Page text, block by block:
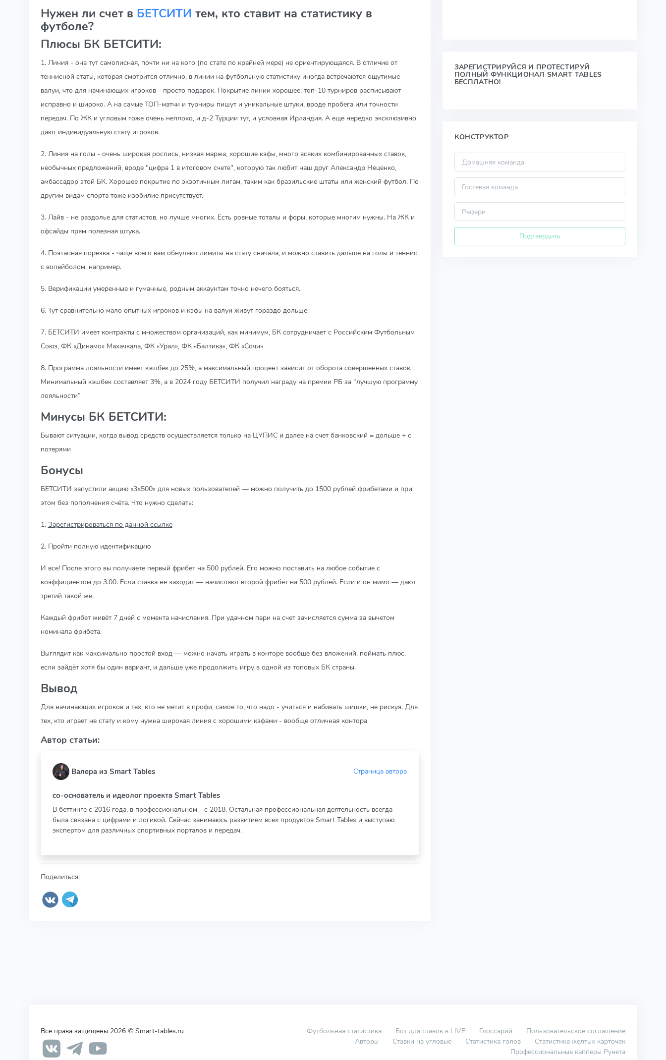
Нужен ли счет в БЕТСИТИ тем, кто ставит на статистику в
футболе?
Плюсы БК БЕТСИТИ:
1. Линия - она тут самописная, почти ни на кого (по стате по крайней мере) не ориентирующаяся. В отличие от
теннисной статы, которая смотрится отлично, в линии на футбольную статистику иногда встречаются ощутимые
валуи, что для начинающих игроков - просто подарок. Покрытие линии хорошее, топ-10 турниров расписывают
исправно и широко. А на самые ТОП-матчи и турниры пишут и уникальные штуки, вроде пробега или точности
передач. По ЖК и угловым тоже очень неплохо, и д-2 Турции тут, и условная Ирландия. А еще нередко эксклюзивно
дают индивидуальную стату игроков.
2. Линия на голы - очень широкая роспись, низкая маржа, хорошие кэфы, много всяких комбинированных ставок,
необычных предложений, вроде "цифра 1 в итоговом счете", которую так любит наш друг Александр Неценко,
амбассадор этой БК. Хорошее покрытие по экзотичным лигам, таким как бразильские штаты или женский футбол. По
другим видам спорта тоже изобилие присутствует.
3. Лайв - не раздолье для статистов, но лучше многих. Есть ровные тоталы и форы, которые многим нужны. На ЖК и
офсайды прям полезная штука.
4. Поэтапная порезка - чаще всего вам обнуляют лимиты на стату сначала, и можно ставить дальше на голы и теннис
с волейболом, например.
5. Верификации умеренные и гуманные, родным аккаунтам точно нечего бояться.
6. Тут сравнительно мало опытных игроков и кэфы на валуи живут гораздо дольше.
7. БЕТСИТИ имеет контракты с множеством организаций, как минимум, БК сотрудничает с Российским Футбольным
Союз, ФК «Динамо» Махачкала, ФК «Урал», ФК «Балтика», ФК «Сочи»
8. Программа лояльности имеет кэшбек до 25%, а максимальный процент зависит от оборота совершенных ставок.
Минимальный кэшбек составляет 3%, а в 2024 году БЕТСИТИ получил награду на премии РБ за “лучшую программу
лояльности”
Минусы БК БЕТСИТИ:
Бывают ситуации, когда вывод средств осуществляется только на ЦУПИС и далее на счет банковский = дольше + с
потерями
Бонусы
БЕТСИТИ запустили акцию «3х500» для новых пользователей — можно получить до 1500 рублей фрибетами и при
этом без пополнения счёта. Что нужно сделать:
1. Зарегистрироваться по данной ссылке
2. Пройти полную идентификацию
И все! После этого вы получаете первый фрибет на 500 рублей. Его можно поставить на любое событие с
коэффициентом до 3.00. Если ставка не заходит — начисляют второй фрибет на 500 рублей. Если и он мимо — дают
третий такой же.
Каждый фрибет живёт 7 дней с момента начисления. При удачном пари на счет зачисляется сумма за вычетом
номинала фрибета.
Выглядит как максимально простой вход — можно начать играть в конторе вообще без вложений, поймать плюс,
если зайдёт хотя бы один вариант, и дальше уже продолжить игру в одной из топовых БК страны.
Вывод
Для начинающих игроков и тех, кто не метит в профи, самое то, что надо - учиться и набивать шишки, не рискуя. Для
тех, кто играет не стату и кому нужна широкая линия с хорошими кэфами - вообще отличная контора
Автор статьи:
Валера из Smart Tables Страница автора
со-основатель и идеолог проекта Smart Tables
В беттинге с 2016 года, в профессиональном - с 2018. Остальная профессиональная деятельность всегда
была связана с цифрами и логикой. Сейчас занимаюсь развитием всех продуктов Smart Tables и выступаю
экспертом для различных спортивных порталов и передач.
Поделиться:
ЗАРЕГИСТРИРУЙСЯ И ПРОТЕСТИРУЙ
ПОЛНЫЙ ФУНКЦИОНАЛ SMART TABLES
БЕСПЛАТНО!
КОНСТРУКТОР
Подтвердить
Все права защищены 2026 © Smart-tables.ru Футбольная статистика Бот для ставок в LIVE Глоссарий
Пользовательское соглашение
Авторы
Ставки на угловые Статистика голов
Статистика желтых карточек
Профессиональные капперы Рунета